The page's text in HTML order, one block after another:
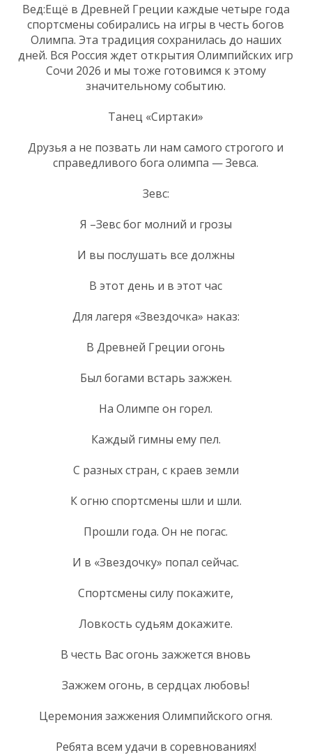
Вед:Ещё в Древней Греции каждые четыре года
спортсмены собирались на игры в честь богов
Олимпа. Эта традиция сохранилась до наших
дней. Вся Россия ждет открытия Олимпийских игр
Сочи 2026 и мы тоже готовимся к этому
значительному событию.
Танец «Сиртаки»
Друзья а не позвать ли нам самого строгого и
справедливого бога олимпа — Зевса.
Зевс:
Я –Зевс бог молний и грозы
И вы послушать все должны
В этот день и в этот час
Для лагеря «Звездочка» наказ:
В Древней Греции огонь
Был богами встарь зажжен.
На Олимпе он горел.
Каждый гимны ему пел.
С разных стран, с краев земли
К огню спортсмены шли и шли.
Прошли года. Он не погас.
И в «Звездочку» попал сейчас.
Спортсмены силу покажите,
Ловкость судьям докажите.
В честь Вас огонь зажжется вновь
Зажжем огонь, в сердцах любовь!
Церемония зажжения Олимпийского огня.
Ребята всем удачи в соревнованиях!